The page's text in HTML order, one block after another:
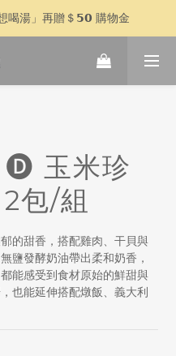
$𝟴𝟴𝟴 全家超取免運
喝湯」再贈＄𝟱𝟬 購物金
$𝟴𝟴𝟴 全家超取免運
🅓 玉米珍
包/組
的甜香，搭配雞肉、干貝與
鹽發酵奶油帶出柔和奶香，
能感受到食材原始的鮮甜與
也能延伸搭配燉飯、義大利